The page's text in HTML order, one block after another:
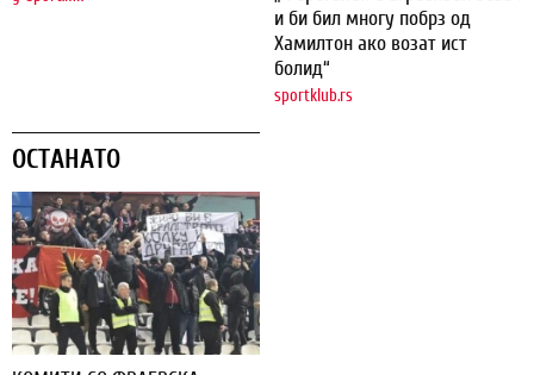
и би бил многу побрз од
Хамилтон ако возат ист
болид“
sportklub.rs
ОСТАНАТО